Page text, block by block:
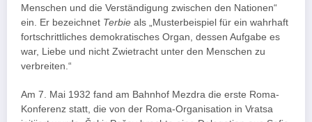
Menschen und die Verständigung zwischen den Nationen“
ein. Er bezeichnet Terbie als „Musterbeispiel für ein wahrhaft
fortschrittliches demokratisches Organ, dessen Aufgabe es
war, Liebe und nicht Zwietracht unter den Menschen zu
verbreiten.“
Am 7. Mai 1932 fand am Bahnhof Mezdra die erste Roma-
Konferenz statt, die von der Roma-Organisation in Vratsa